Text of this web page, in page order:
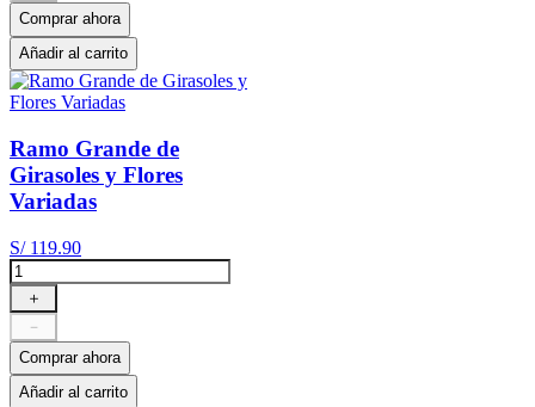
Comprar ahora
Añadir al carrito
Ramo Grande de
Girasoles y Flores
Variadas
S/ 119.90
＋
－
Comprar ahora
Añadir al carrito